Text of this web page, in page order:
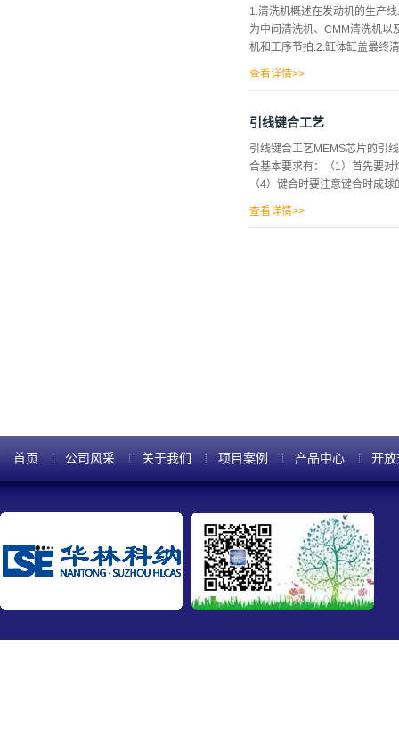
光，水的吸收长度Δ不同。对
相对于其它多数波长水对紫外
验中采用的激光加工设备为多
定位系统和机械系统构成。激
器，...
1.清洗机概述在发动机的生产
为中间清洗机、CMM清洗机以
机和工序节拍:2.缸体缸盖最终
涌储水箱被配备在这个工位当
以及水道腔进行清洗；在完成
加方便的进行，然后打开出料
清洗工位当中，到位检测开关
洗工件三面的表面和孔隙。为
就会停止水...
查看详情>>
引线键合工艺
引线键合工艺MEMS芯片的引
合基本要求有：（1）首先要
（4）键合时要注意键合时成
查看详情>>
首页 公司风采 关于我们 项目案例 产品中心 开放